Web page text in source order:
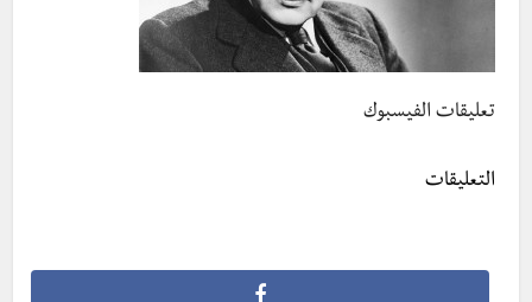
تعليقات الفيسبوك
التعليقات